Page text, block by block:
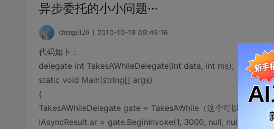
异步委托的小小问题···
chenge126 2010-10-18 09:45:16
代码如下：
delegate int TakesAWhileDelegate(int data, int ms);
static void Main(string[] args)
{
TakesAWhileDelegate gate = TakesAWhile（这个可以有）;
IAsyncResult ar = gate.BeginInvoke(1, 3000, null, null);